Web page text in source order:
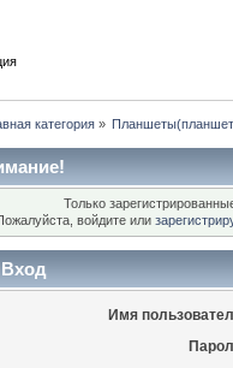
категория »
Только
войдите или
Вход
Имя